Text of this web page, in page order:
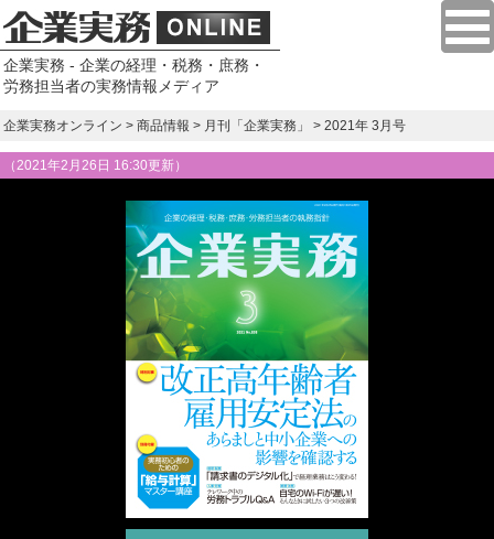
企業実務 - 企業の経理・税務・庶務・
労務担当者の実務情報メディア
企業実務オンライン > 商品情報 > 月刊「企業実務」 > 2021年 3月号
（2021年2月26日 16:30更新）